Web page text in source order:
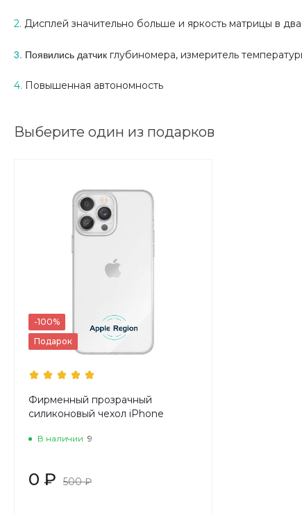
2. Дисплей значительно больше и яркость матрицы в
3. Появились датчик глубиномера, измеритель
4. Повышенная автономность
Выберите один из подарков
-100%
Подарок
Фирменный прозрачный
силиконовый чехол iPhone
В наличии 9
0 ₽ 500 ₽